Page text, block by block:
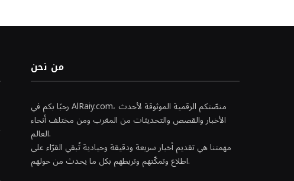
من نحن
رحبًا بكم في AlRaiy.com، منصّتكم الرقمية الموثوقة لأحدث
الأخبار والقصص والتحديثات من المغرب ومن مختلف أنحاء
العالم.
مهمتنا هي تقديم أخبار سريعة ودقيقة وحيادية تُبقي القرّاء على
اطلاع وتمكّنهم وتربطهم بكل ما يحدث من حولهم.